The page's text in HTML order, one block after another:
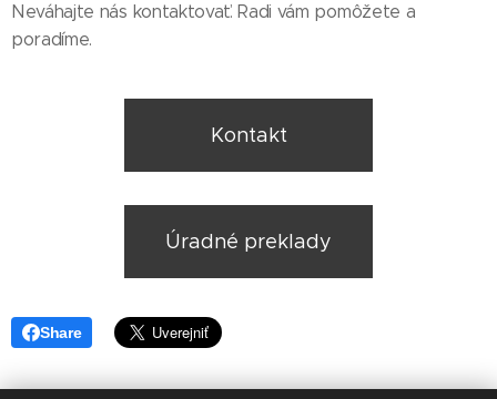
Neváhajte nás kontaktovať. Radi vám pomôžete a
poradíme.
Kontakt
Úradné preklady
Share